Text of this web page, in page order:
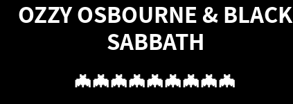
OZZY OSBOURNE & BLACK
SABBATH
🦇🦇🦇🦇🦇🦇🦇🦇🦇